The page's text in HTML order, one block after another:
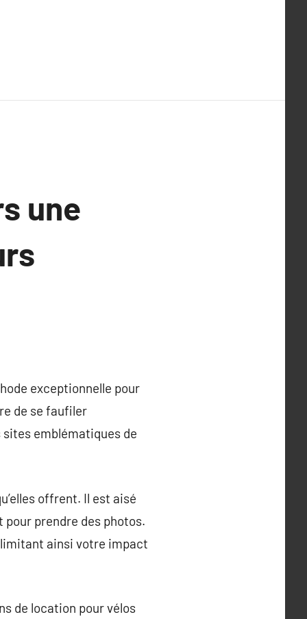
une
exceptionnelle pour
de se faufiler
emblématiques de
offrent. Il est aisé
prendre des photos.
limitant ainsi votre impact
de location pour vélos